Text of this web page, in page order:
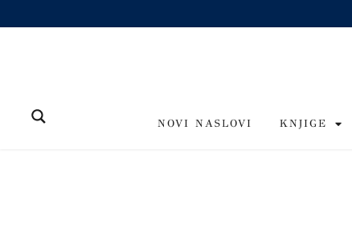
to
NOVI NASLOVI KNJIGE